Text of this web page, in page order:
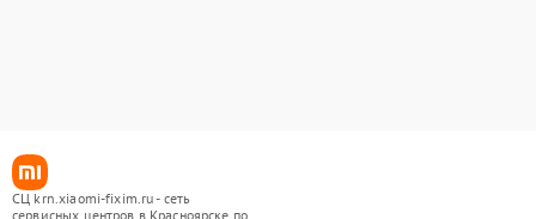
СЦ krn.xiaomi-fixim.ru - сеть
сервисных центров в Красноярске по